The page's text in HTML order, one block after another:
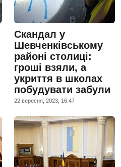
Скандал у
Шевченківському
районі столиці:
гроші взяли, а
укриття в школах
побудувати забули
22 вересня, 2023, 16:47